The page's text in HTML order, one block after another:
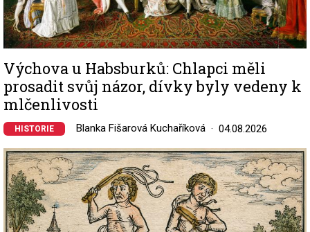
Výchova u Habsburků: Chlapci měli
prosadit svůj názor, dívky byly vedeny k
mlčenlivosti
HISTORIE Blanka Fišarová Kuchaříková 04.08.2026
Image